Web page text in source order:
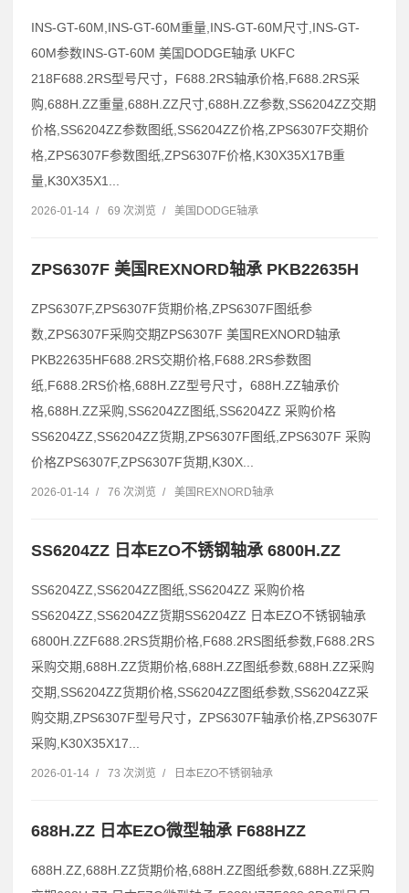
INS-GT-60M,INS-GT-60M重量,INS-GT-60M尺寸,INS-GT-
60M参数INS-GT-60M 美国DODGE轴承 UKFC
218F688.2RS型号尺寸，F688.2RS轴承价格,F688.2RS采
购,688H.ZZ重量,688H.ZZ尺寸,688H.ZZ参数,SS6204ZZ交期
价格,SS6204ZZ参数图纸,SS6204ZZ价格,ZPS6307F交期价
格,ZPS6307F参数图纸,ZPS6307F价格,K30X35X17B重
量,K30X35X1...
2026-01-14 / 69 次浏览 / 美国DODGE轴承
ZPS6307F 美国REXNORD轴承 PKB22635H
ZPS6307F,ZPS6307F货期价格,ZPS6307F图纸参
数,ZPS6307F采购交期ZPS6307F 美国REXNORD轴承
PKB22635HF688.2RS交期价格,F688.2RS参数图
纸,F688.2RS价格,688H.ZZ型号尺寸，688H.ZZ轴承价
格,688H.ZZ采购,SS6204ZZ图纸,SS6204ZZ 采购价格
SS6204ZZ,SS6204ZZ货期,ZPS6307F图纸,ZPS6307F 采购
价格ZPS6307F,ZPS6307F货期,K30X...
2026-01-14 / 76 次浏览 / 美国REXNORD轴承
SS6204ZZ 日本EZO不锈钢轴承 6800H.ZZ
SS6204ZZ,SS6204ZZ图纸,SS6204ZZ 采购价格
SS6204ZZ,SS6204ZZ货期SS6204ZZ 日本EZO不锈钢轴承
6800H.ZZF688.2RS货期价格,F688.2RS图纸参数,F688.2RS
采购交期,688H.ZZ货期价格,688H.ZZ图纸参数,688H.ZZ采购
交期,SS6204ZZ货期价格,SS6204ZZ图纸参数,SS6204ZZ采
购交期,ZPS6307F型号尺寸，ZPS6307F轴承价格,ZPS6307F
采购,K30X35X17...
2026-01-14 / 73 次浏览 / 日本EZO不锈钢轴承
688H.ZZ 日本EZO微型轴承 F688HZZ
688H.ZZ,688H.ZZ货期价格,688H.ZZ图纸参数,688H.ZZ采购